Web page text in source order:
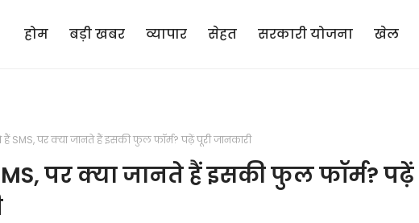
होम बड़ी खबर व्यापार सेहत सरकारी योजना खेल
SMS, पर क्या जानते हैं इसकी फुल फॉर्म? पढ़ें पूरी जानकारी
पर क्या जानते हैं इसकी फुल फॉर्म? पढ़ें